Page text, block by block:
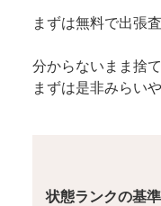
まずは無料で出張
分からないまま捨
まずは是非みらい
状態ランクの基準